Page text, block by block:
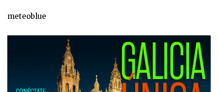
meteoblue